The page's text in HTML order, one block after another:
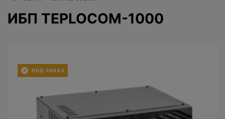
ИБП TEPLOCOM-1000